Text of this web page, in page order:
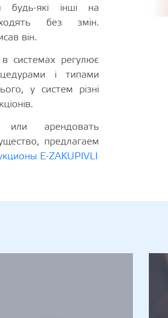
які інші на
без змін.
він.
системах регулює
і типами
у систем різні
арендовать
предлагаем
E-ZAKUPIVLI